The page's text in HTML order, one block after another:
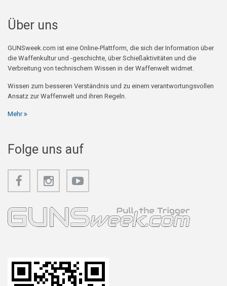
Über uns
GUNSweek.com ist eine Online-Plattform, die sich der Information über
die Waffenkultur und -geschichte, über Schießaktivitäten und die
Verbreitung von technischem Wissen in der Waffenwelt widmet.
Wissen zum besseren Verständnis und zu einem verantwortungsvollen
Ansatz zur Waffenwelt und ihren Regeln.
Mehr
Folge uns auf